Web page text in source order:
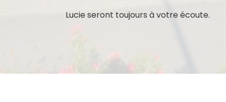
Lucie seront toujours à votre écoute.